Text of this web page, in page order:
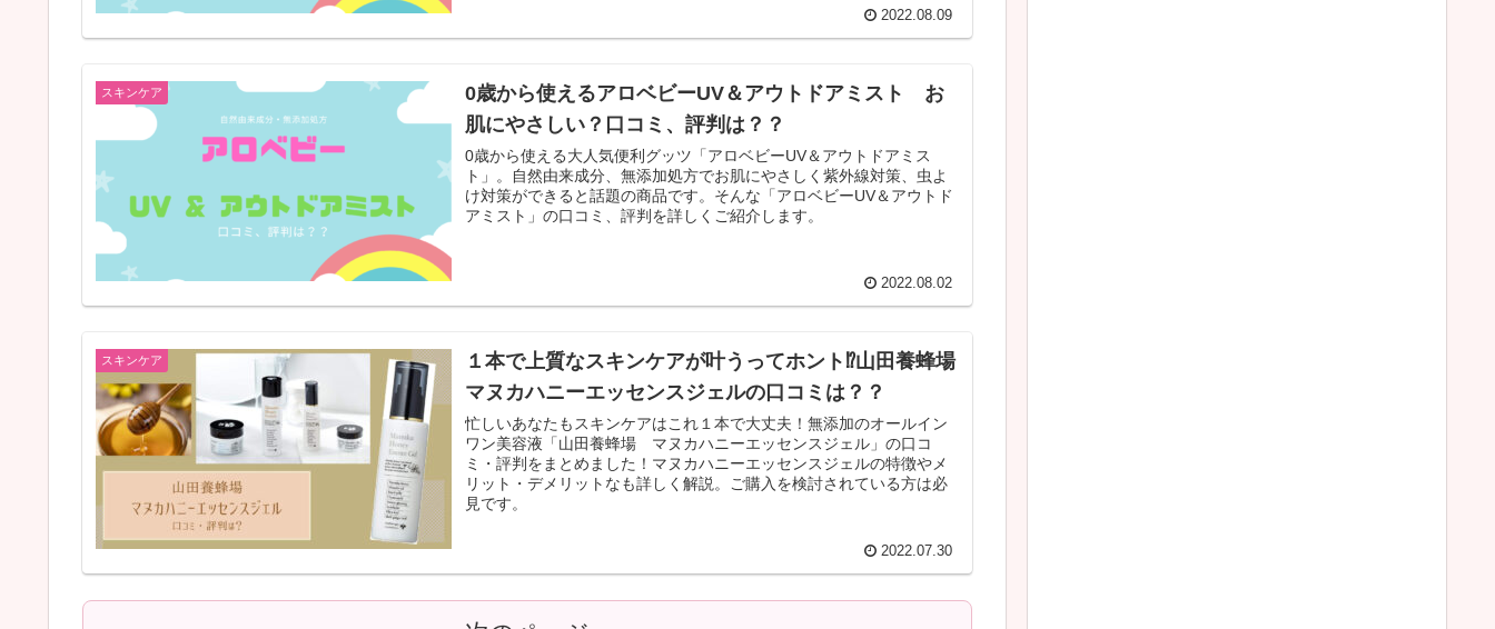
2022.08.09
スキンケア
0歳から使えるアロベビーUV＆アウトドアミスト お
肌にやさしい？口コミ、評判は？？
0歳から使える大人気便利グッツ「アロベビーUV＆アウトドアミス
ト」。自然由来成分、無添加処方でお肌にやさしく紫外線対策、虫よ
け対策ができると話題の商品です。そんな「アロベビーUV＆アウトド
アミスト」の口コミ、評判を詳しくご紹介します。
2022.08.02
スキンケア
１本で上質なスキンケアが叶うってホント⁉山田養蜂場
マヌカハニーエッセンスジェルの口コミは？？
忙しいあなたもスキンケアはこれ１本で大丈夫！無添加のオールイン
ワン美容液「山田養蜂場 マヌカハニーエッセンスジェル」の口コ
ミ・評判をまとめました！マヌカハニーエッセンスジェルの特徴やメ
リット・デメリットなも詳しく解説。ご購入を検討されている方は必
見です。
2022.07.30